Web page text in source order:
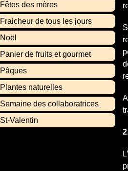
Fêtes des mères
Fraicheur de tous les jours
Noël
Panier de fruits et gourmet
Pâques
Plantes naturelles
Semaine des collaboratrices
St-Valentin